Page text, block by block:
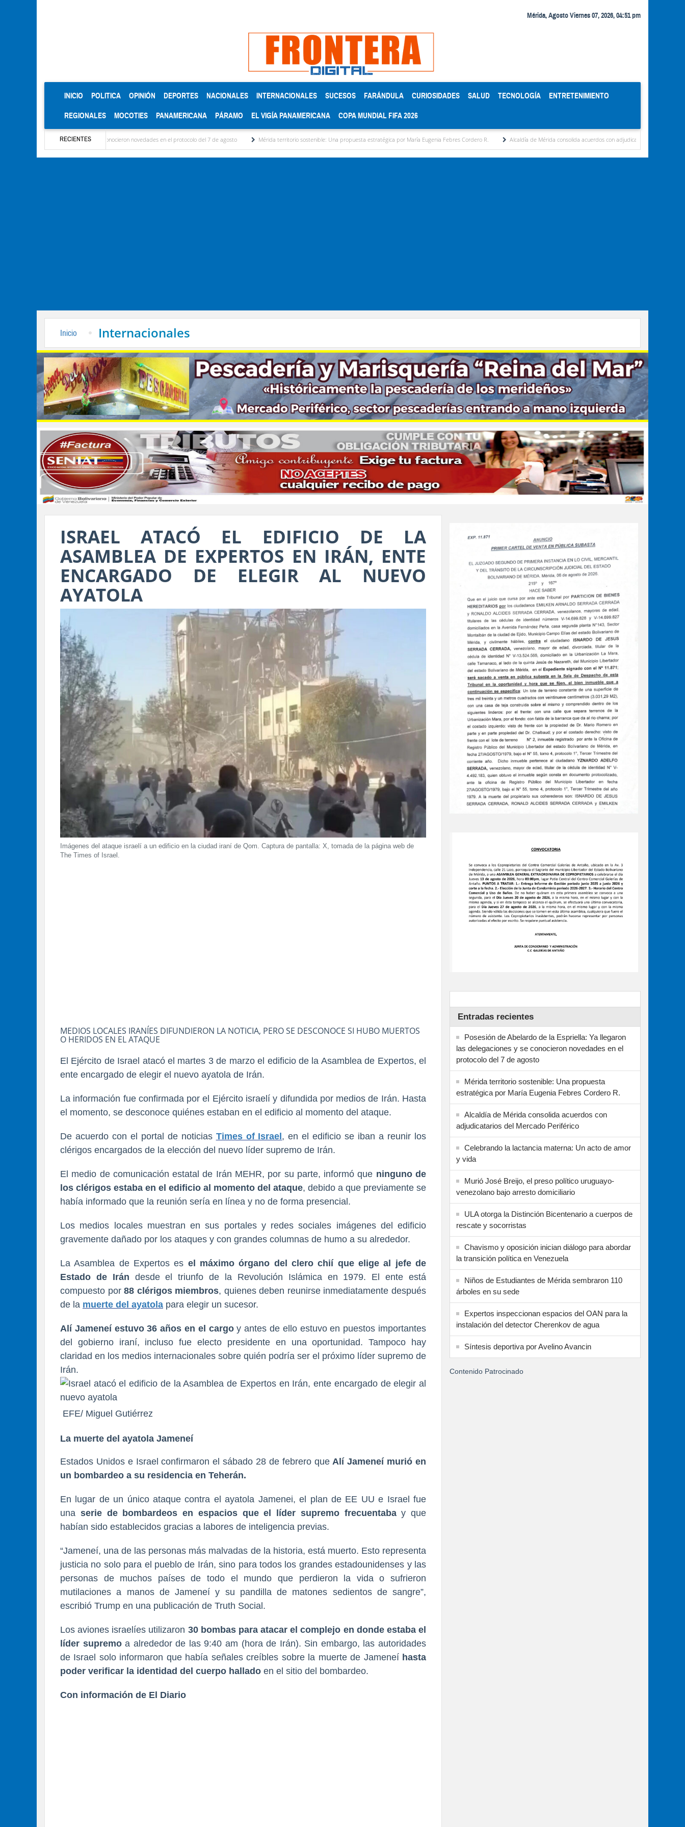
Mérida, Agosto Viernes 07, 2026, 04:51 pm
INICIO (CURRENT)
POLITICA OPINIÓN DEPORTES NACIONALES INTERNACIONALES SUCESOS FARÁNDULA CURIOSIDADES SALUD TECNOLOGÍA ENTRETENIMIENTO
REGIONALES MOCOTIES PANAMERICANA PÁRAMO EL VIGÍA PANAMERICANA COPA MUNDIAL FIFA 2026
RECIENTES
las delegaciones y se conocieron novedades en el protocolo del 7 de agosto Mérida territorio sostenible: Una propuesta estratégica por María Eugenia Febres Cordero R. Alcaldía de Mérida consolida acuerdos con adjudicatarios del Mercado Periférico
Inicio Internacionales
ISRAEL ATACÓ EL EDIFICIO DE LA
ASAMBLEA DE EXPERTOS EN IRÁN, ENTE
ENCARGADO DE ELEGIR AL NUEVO
AYATOLA
Imágenes del ataque israelí a un edificio en la ciudad iraní de Qom. Captura de pantalla: X, tomada de la página web de
The Times of Israel.
MEDIOS LOCALES IRANÍES DIFUNDIERON LA NOTICIA, PERO SE DESCONOCE SI HUBO MUERTOS
O HERIDOS EN EL ATAQUE
El Ejército de Israel atacó el martes 3 de marzo el edificio de la Asamblea de Expertos, el
ente encargado de elegir el nuevo ayatola de Irán.
La información fue confirmada por el Ejército israelí y difundida por medios de Irán. Hasta
el momento, se desconoce quiénes estaban en el edificio al momento del ataque.
De acuerdo con el portal de noticias Times of Israel , en el edificio se iban a reunir los
clérigos encargados de la elección del nuevo líder supremo de Irán.
El medio de comunicación estatal de Irán MEHR, por su parte, informó que ninguno de
los clérigos estaba en el edificio al momento del ataque, debido a que previamente se
había informado que la reunión sería en línea y no de forma presencial.
Los medios locales muestran en sus portales y redes sociales imágenes del edificio
gravemente dañado por los ataques y con grandes columnas de humo a su alrededor.
La Asamblea de Expertos es el máximo órgano del clero chií que elige al jefe de
Estado de Irán desde el triunfo de la Revolución Islámica en 1979. El ente está
compuesto por 88 clérigos miembros, quienes deben reunirse inmediatamente después
de la muerte del ayatola para elegir un sucesor.
Alí Jameneí estuvo 36 años en el cargo y antes de ello estuvo en puestos importantes
del gobierno iraní, incluso fue electo presidente en una oportunidad. Tampoco hay
claridad en los medios internacionales sobre quién podría ser el próximo líder supremo de
Irán.
EFE/ Miguel Gutiérrez
La muerte del ayatola Jameneí
Estados Unidos e Israel confirmaron el sábado 28 de febrero que Alí Jameneí murió en
un bombardeo a su residencia en Teherán.
En lugar de un único ataque contra el ayatola Jamenei, el plan de EE UU e Israel fue
una serie de bombardeos en espacios que el líder supremo frecuentaba y que
habían sido establecidos gracias a labores de inteligencia previas.
“Jameneí, una de las personas más malvadas de la historia, está muerto. Esto representa
justicia no solo para el pueblo de Irán, sino para todos los grandes estadounidenses y las
personas de muchos países de todo el mundo que perdieron la vida o sufrieron
mutilaciones a manos de Jameneí y su pandilla de matones sedientos de sangre”,
escribió Trump en una publicación de Truth Social.
Los aviones israelíes utilizaron 30 bombas para atacar el complejo en donde estaba el
líder supremo a alrededor de las 9:40 am (hora de Irán). Sin embargo, las autoridades
de Israel solo informaron que había señales creíbles sobre la muerte de Jameneí hasta
poder verificar la identidad del cuerpo hallado en el sitio del bombardeo.
Con información de El Diario
Entradas recientes
Posesión de Abelardo de la Espriella: Ya llegaron
las delegaciones y se conocieron novedades en el
protocolo del 7 de agosto
Mérida territorio sostenible: Una propuesta
estratégica por María Eugenia Febres Cordero R.
Alcaldía de Mérida consolida acuerdos con
adjudicatarios del Mercado Periférico
Celebrando la lactancia materna: Un acto de amor
y vida
Murió José Breijo, el preso político uruguayo-
venezolano bajo arresto domiciliario
ULA otorga la Distinción Bicentenario a cuerpos de
rescate y socorristas
Chavismo y oposición inician diálogo para abordar
la transición política en Venezuela
Niños de Estudiantes de Mérida sembraron 110
árboles en su sede
Expertos inspeccionan espacios del OAN para la
instalación del detector Cherenkov de agua
Síntesis deportiva por Avelino Avancin
Contenido Patrocinado